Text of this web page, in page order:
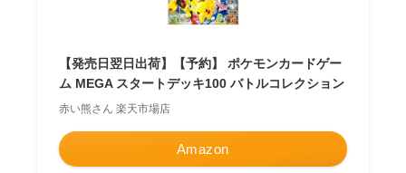
【発売日翌日出荷】【予約】 ポケモンカードゲー
ム MEGA スタートデッキ100 バトルコレクション
赤い熊さん 楽天市場店
Amazon